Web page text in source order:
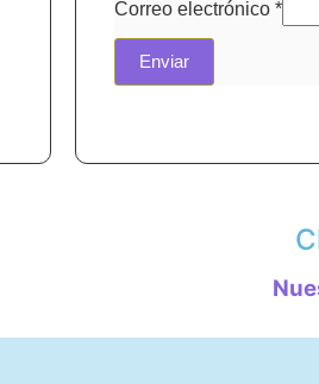
Correo electrónico *